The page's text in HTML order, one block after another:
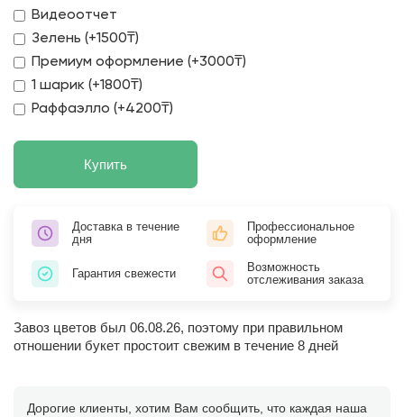
Видеоотчет
Зелень (+1500₸)
Премиум оформление (+3000₸)
1 шарик (+1800₸)
Раффаэлло (+4200₸)
Купить
Доставка в течение
дня
Профессиональное
оформление
Гарантия свежести
Возможность
отслеживания заказа
Завоз цветов был 06.08.26, поэтому при правильном
отношении букет простоит свежим в течение 8 дней
Дорогие клиенты, хотим Вам сообщить, что каждая наша